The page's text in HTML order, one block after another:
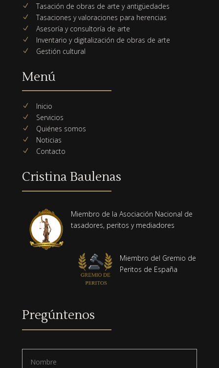
N Tasación de obras de arte y antigüedades
N Tasaciones y valoraciones para herencias
N Asesoría y consultoría de arte
N Inventario y digitalización de obras de arte
N Gestión cultural
Menú
N Inicio
N Servicios
N Quiénes somos
N Noticias
N Contacto
Cristina Baulenas
Miembro de la Asociación Nacional de
tasadores, peritos y mediadores
Miembro del Gremio de
Peritos de España
Pregúntenos